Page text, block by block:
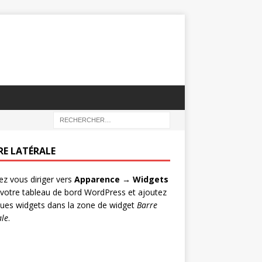
LATÉRALE
vous diriger vers Apparence → Widgets
tableau de bord WordPress et ajoutez
widgets dans la zone de widget Barre
.